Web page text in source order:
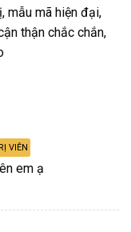
mẫu mã hiện đại,
thận chắc chắn,
VIÊN
em ạ